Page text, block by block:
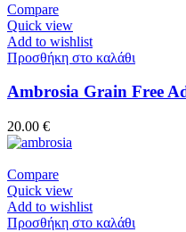
Compare
Quick view
Add to wishlist
Προσθήκη στο καλάθι
Ambrosia Grain Free
20.00 €
Compare
Quick view
Add to wishlist
Προσθήκη στο καλάθι